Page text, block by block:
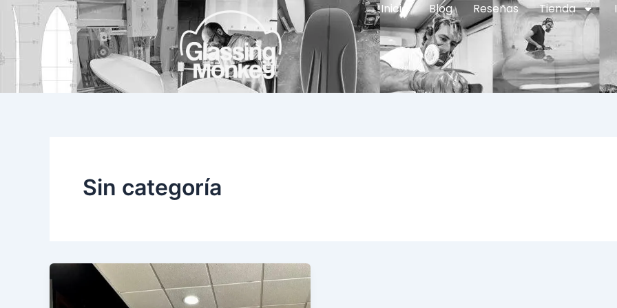
contenido
Inicio Blog Reseñas Tienda
Sin categoría